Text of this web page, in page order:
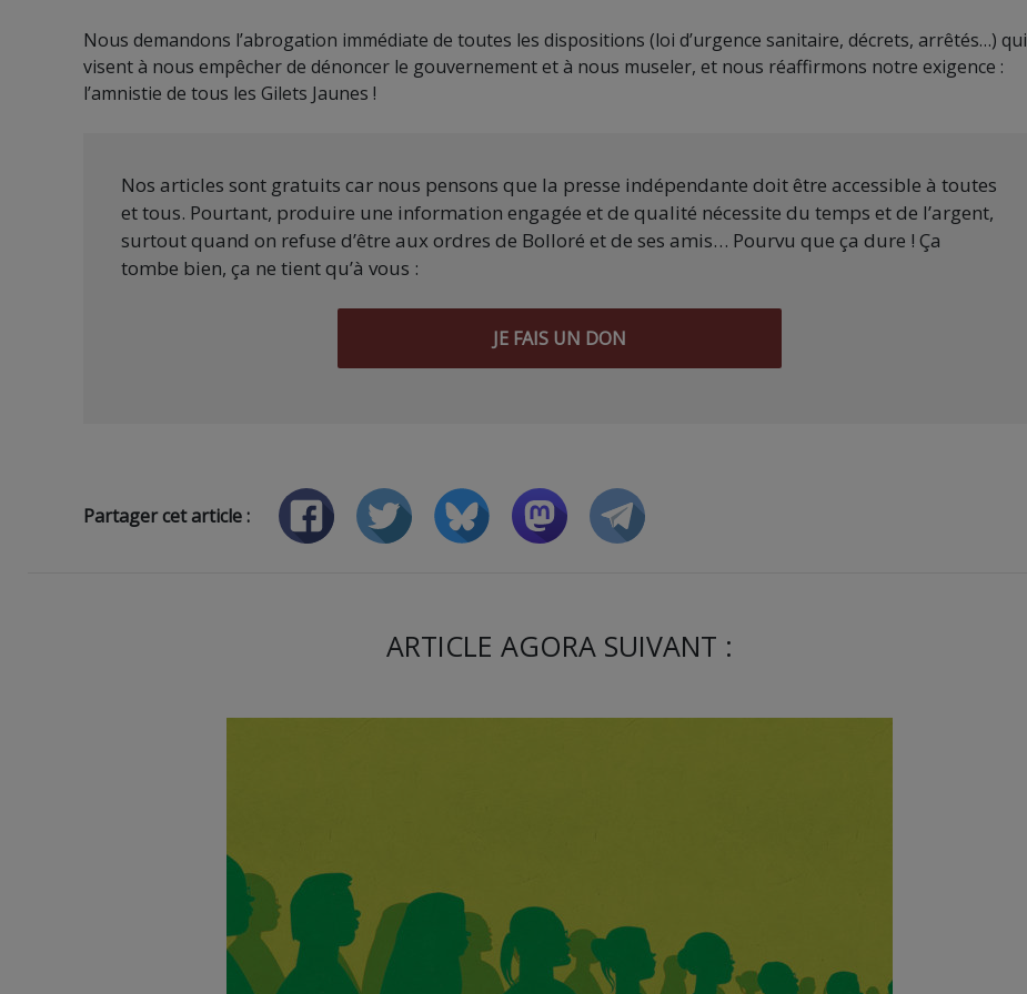
Nous demandons l’abrogation immédiate de toutes les dispositions (loi d’urgence sanitaire, décrets, arrêtés…) qui
visent à nous empêcher de dénoncer le gouvernement et à nous museler, et nous réaffirmons notre exigence :
l’amnistie de tous les Gilets Jaunes !
Nos articles sont gratuits car nous pensons que la presse indépendante doit être accessible à toutes
et tous. Pourtant, produire une information engagée et de qualité nécessite du temps et de l’argent,
surtout quand on refuse d’être aux ordres de Bolloré et de ses amis… Pourvu que ça dure ! Ça
tombe bien, ça ne tient qu’à vous :
JE FAIS UN DON
Partager cet article :
ARTICLE AGORA SUIVANT :